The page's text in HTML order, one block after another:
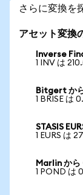
さらに変換を
アセット変換
Inverse
1 INV は
Bitgert か
1 BRISE は
STASIS
1 EURS は
Marlin か
1 POND は